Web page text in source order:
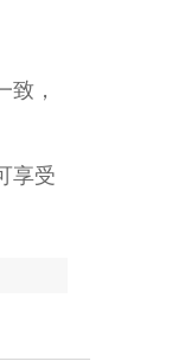
，
享受